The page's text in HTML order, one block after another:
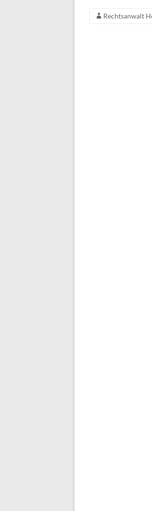
Rechtsanwalt